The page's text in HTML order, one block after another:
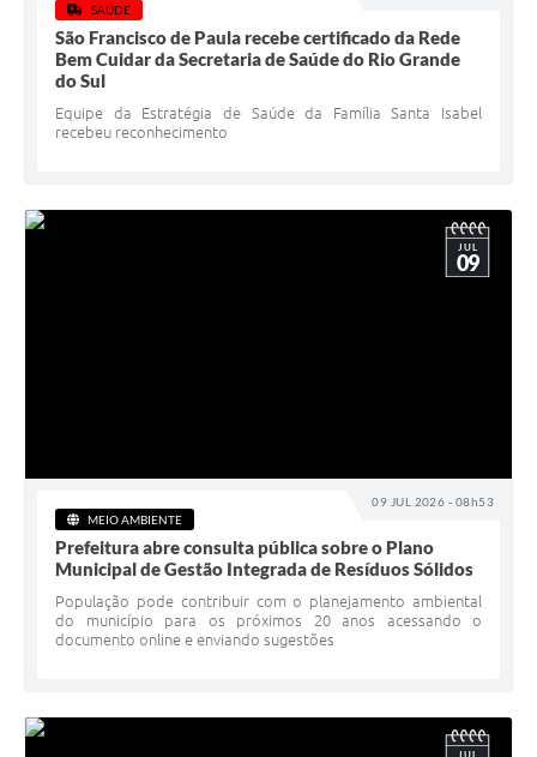
SAÚDE
São Francisco de Paula recebe certificado da Rede
Bem Cuidar da Secretaria de Saúde do Rio Grande
do Sul
Equipe da Estratégia de Saúde da Família Santa Isabel
recebeu reconhecimento
09 JUL 2026 - 08h53
JUL
09
MEIO AMBIENTE
Prefeitura abre consulta pública sobre o Plano
Municipal de Gestão Integrada de Resíduos Sólidos
População pode contribuir com o planejamento ambiental
do município para os próximos 20 anos acessando o
documento online e enviando sugestões